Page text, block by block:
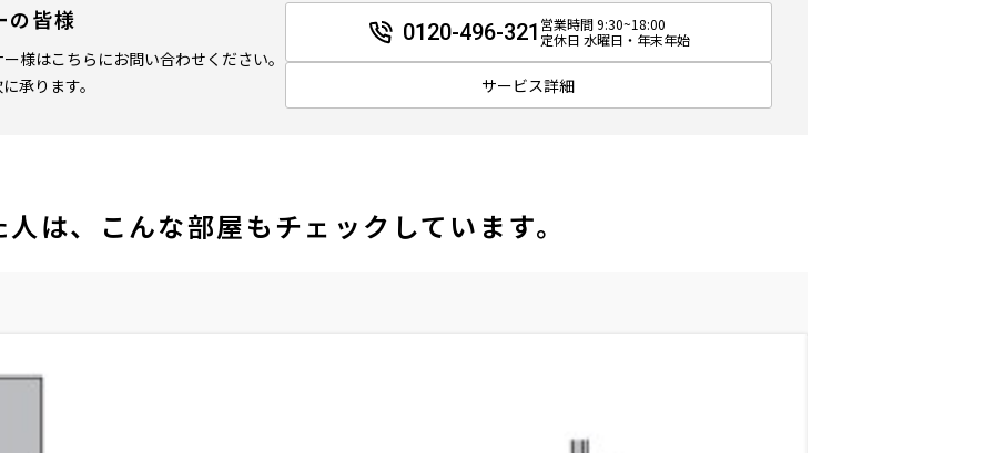
の皆様
様はこちらにお問い合わせください。
承ります。
0120-496-321 営業時間 9:30~18:00
定休日 水曜日・年末年始
サービス詳細
は、こんな部屋もチェックしています。